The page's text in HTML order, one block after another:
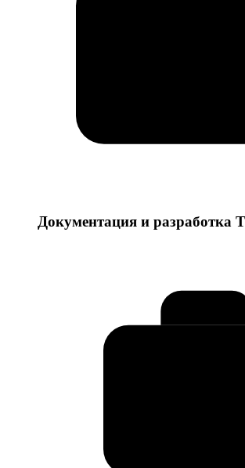
Документация и разработка